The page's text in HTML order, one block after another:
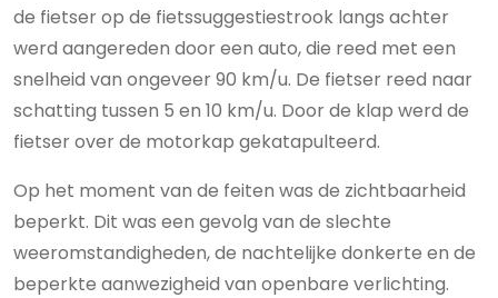
de fietser op de fietssuggestiestrook langs achter
werd aangereden door een auto, die reed met een
snelheid van ongeveer 90 km/u. De fietser reed naar
schatting tussen 5 en 10 km/u. Door de klap werd de
fietser over de motorkap gekatapulteerd.
Op het moment van de feiten was de zichtbaarheid
beperkt. Dit was een gevolg van de slechte
weeromstandigheden, de nachtelijke donkerte en de
beperkte aanwezigheid van openbare verlichting.